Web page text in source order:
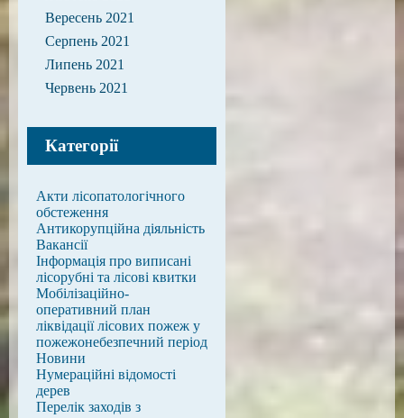
Вересень 2021
Серпень 2021
Липень 2021
Червень 2021
Категорії
Акти лісопатологічного
обстеження
Антикорупційна діяльність
Вакансії
Інформація про виписані
лісорубні та лісові квитки
Мобілізаційно-
оперативний план
ліквідації лісових пожеж у
пожежонебезпечний період
Новини
Нумераційні відомості
дерев
Перелік заходів з